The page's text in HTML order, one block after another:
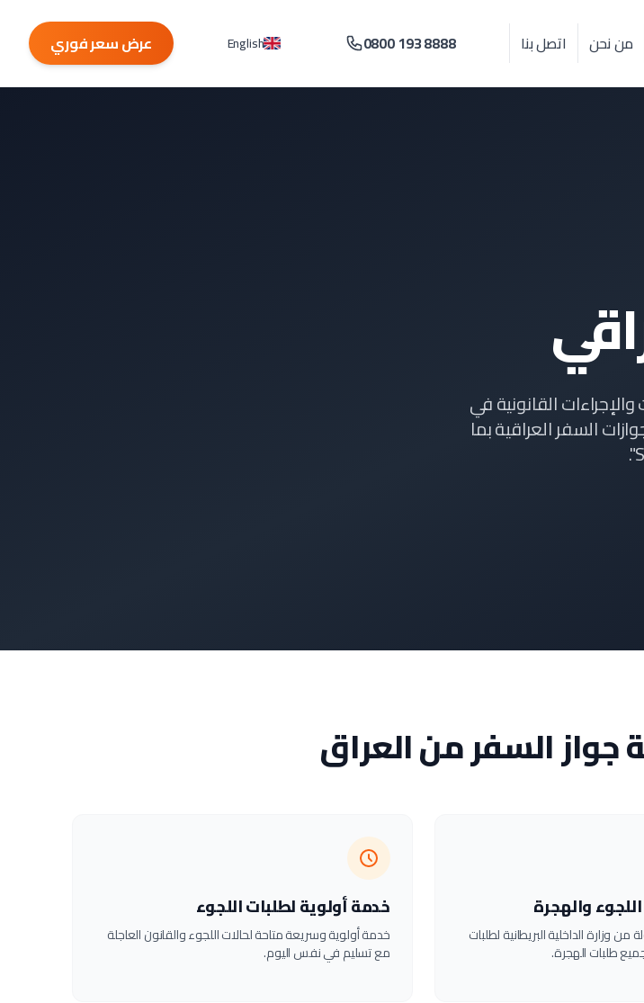
من نحن اتصل بنا 0800 193 8888
English عرض سعر فوري
القانونية في
السفر العراقية بما
جواز السفر من العراق
والهجرة
وزارة الداخلية البريطانية لطلبات
طلبات الهجرة.
خدمة أولوية لطلبات اللجوء
خدمة أولوية وسريعة متاحة لحالات اللجوء والقانون العاجلة
مع تسليم في نفس اليوم.